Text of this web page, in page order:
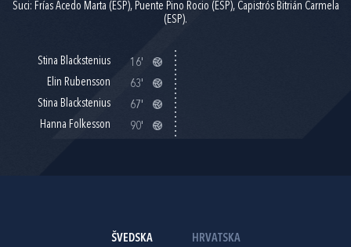
Suci: Frías Acedo Marta (ESP), Puente Pino Rocio (ESP), Capistrós Bitrián Carmela
(ESP).
Stina Blackstenius
16'
Elin Rubensson
63'
Stina Blackstenius
67'
Hanna Folkesson
90'
ŠVEDSKA HRVATSKA